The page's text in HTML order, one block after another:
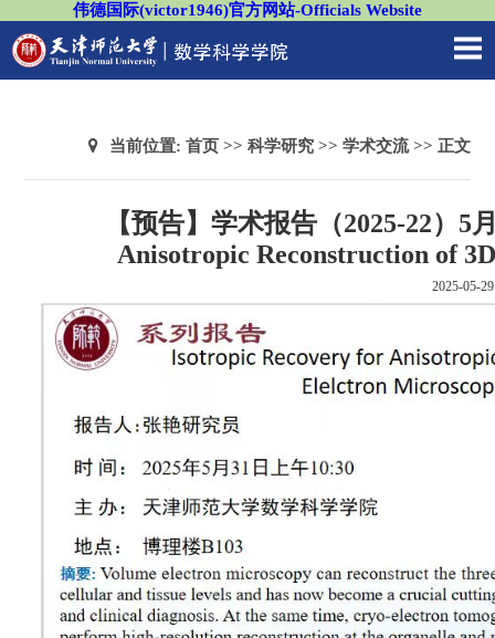
伟德国际(victor1946)官方网站-Officials Website
当前位置: 首页>> 科学研究>> 学术交流>> 正文
【预告】学术报告（2025-22）
Anisotropic Reconstruction of
2025-05-